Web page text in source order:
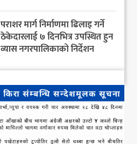
पराशर मार्ग निर्माणमा ढिलाइ गर्ने
ठेकेदारलाई ७ दिनभित्र उपस्थित हुन
व्यास नगरपालिकाको निर्देशन